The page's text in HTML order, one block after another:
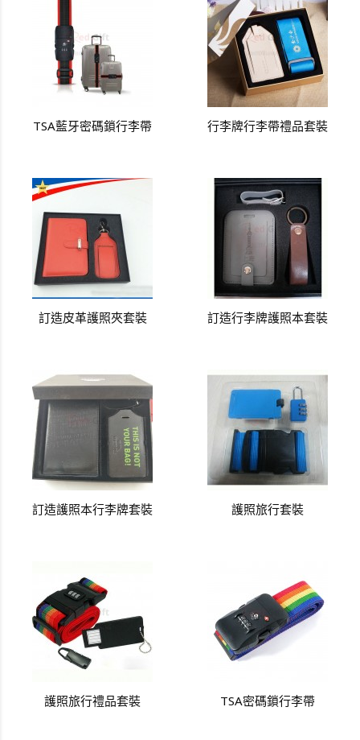
TSA藍牙密碼鎖行李帶 行李牌行李帶禮品套裝
訂造皮革護照夾套裝 訂造行李牌護照本套裝
訂造護照本行李牌套裝 護照旅行套裝
護照旅行禮品套裝 TSA密碼鎖行李帶